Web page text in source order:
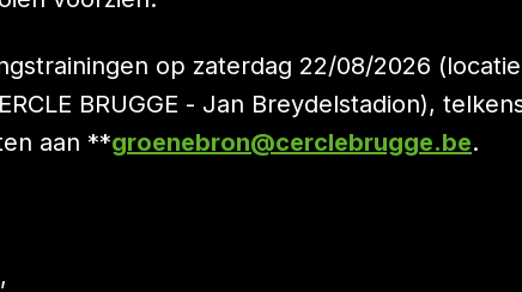
op zaterdag 22/08/2026
BRUGGE - Jan Breydelstadion),
aan **groenebron@cerclebrugge.be.